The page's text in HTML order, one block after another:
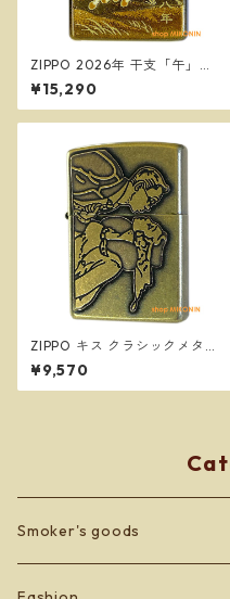
ZIPPO 2026年 干支「午」本
金蒔絵 馬 和柄 ジッポー 2LAC
-HORSE
¥15,290
ZIPPO キス クラシックメタル
BS ブラス ユーズド仕上げ ウ
ィンディ ジッポー
¥9,570
Smoker's goods